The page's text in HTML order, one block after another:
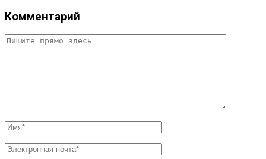
Комментарий